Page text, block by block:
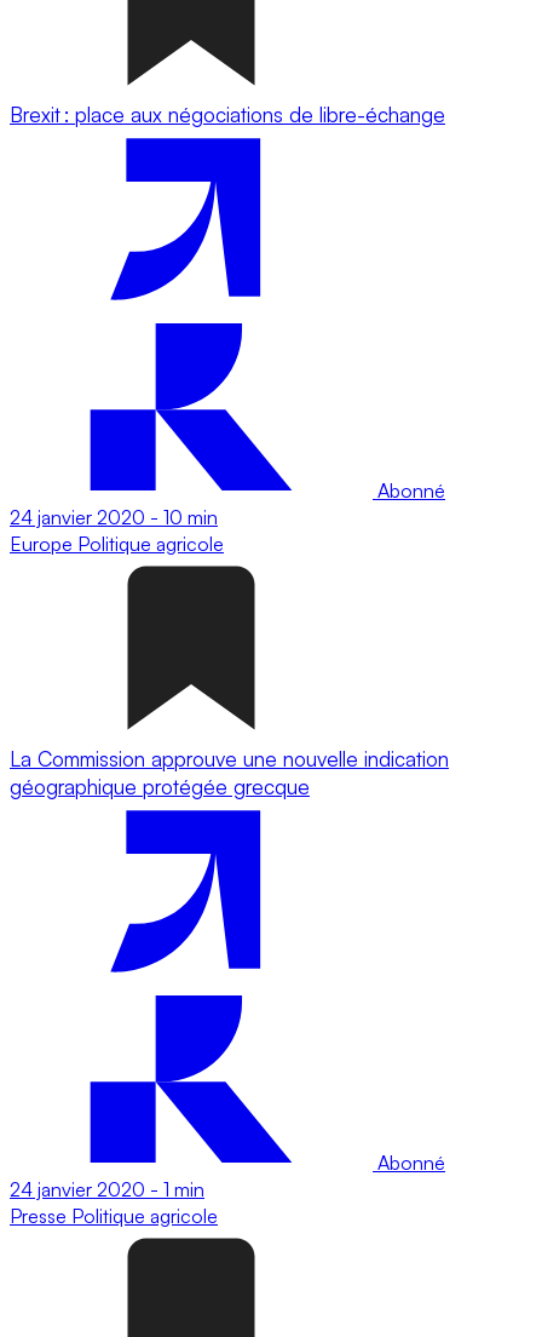
Brexit : place aux négociations de libre-échange
Abonné
24 janvier 2020 - 10 min
Europe Politique agricole
La Commission approuve une nouvelle indication
géographique protégée grecque
Abonné
24 janvier 2020 - 1 min
Presse Politique agricole